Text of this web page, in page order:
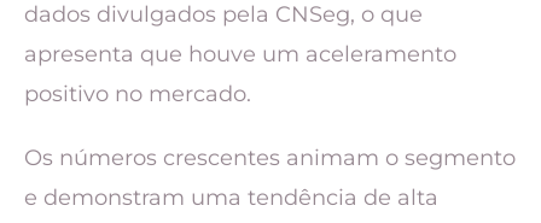
dados divulgados pela CNSeg, o que
apresenta que houve um aceleramento
positivo no mercado.
Os números crescentes animam o segmento
e demonstram uma tendência de alta